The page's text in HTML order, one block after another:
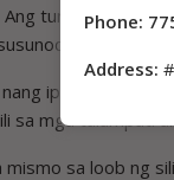
tunay na
na
sa mga talumpati
mismo sa loob ng
Phone:
Address: